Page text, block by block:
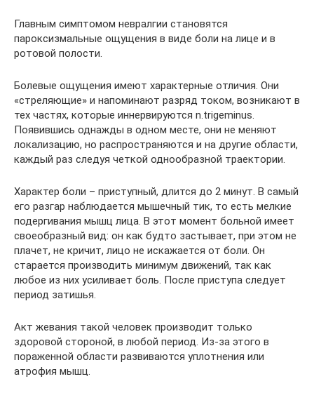
Главным симптомом невралгии становятся
пароксизмальные ощущения в виде боли на лице и в
ротовой полости.
Болевые ощущения имеют характерные отличия. Они
«стреляющие» и напоминают разряд током, возникают в
тех частях, которые иннервируются n.trigeminus.
Появившись однажды в одном месте, они не меняют
локализацию, но распространяются и на другие области,
каждый раз следуя четкой однообразной траектории.
Характер боли – приступный, длится до 2 минут. В самый
его разгар наблюдается мышечный тик, то есть мелкие
подергивания мышц лица. В этот момент больной имеет
своеобразный вид: он как будто застывает, при этом не
плачет, не кричит, лицо не искажается от боли. Он
старается производить минимум движений, так как
любое из них усиливает боль. После приступа следует
период затишья.
Акт жевания такой человек производит только
здоровой стороной, в любой период. Из-за этого в
пораженной области развиваются уплотнения или
атрофия мышц.